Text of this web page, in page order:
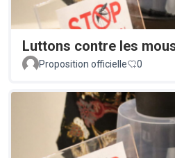
Luttons contre les
Proposition officielle
0